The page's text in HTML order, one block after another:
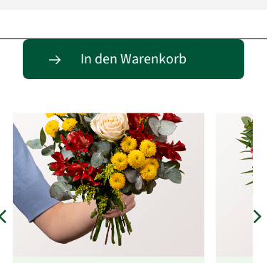
In den Warenkorb
Passende Alternativen